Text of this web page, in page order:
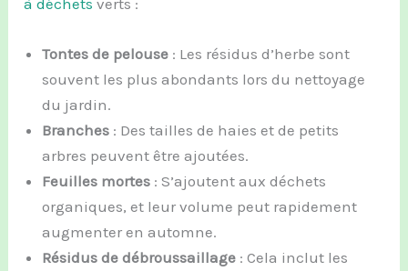
Tontes de pelouse : Les résidus d’herbe sont
souvent les plus abondants lors du nettoyage
du jardin.
Branches : Des tailles de haies et de petits
arbres peuvent être ajoutées.
Feuilles mortes : S’ajoutent aux déchets
organiques, et leur volume peut rapidement
augmenter en automne.
Résidus de débroussaillage : Cela inclut les